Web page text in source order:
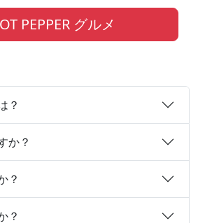
PEPPER グルメ
？
か？
？
？